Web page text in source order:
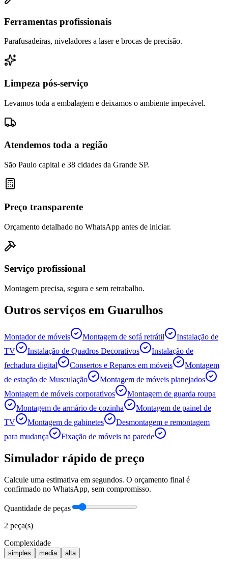
Ferramentas profissionais
Parafusadeiras, niveladores a laser e brocas de precisão.
Limpeza pós-serviço
Levamos toda a embalagem e deixamos o ambiente impecável.
Atendemos toda a região
São Paulo capital e 38 cidades da Grande SP.
Preço transparente
Orçamento detalhado no WhatsApp antes de iniciar.
Serviço profissional
Montagem precisa, segura e sem retrabalho.
Outros serviços em Guarulhos
Montador de móveis Montagem de sofá retrátil
Instalação de
TV
Instalação de Quadros Decorativos
Instalação de
fechadura digital
Consertos e Reparos em móveis
Montagem
de estação de Musculação
Montagem de móveis planejados
Montagem de móveis corporativos
Montagem de guarda roupa
Montagem de armário de cozinha
Montagem de painel de
TV
Montagem de gabinetes
Desmontagem e remontagem
para mudança
Fixação de móveis na parede
Simulador rápido de preço
Calcule uma estimativa em segundos. O orçamento final é
confirmado no WhatsApp, sem compromisso.
Quantidade de peças
2 peça(s)
Complexidade
simples media alta